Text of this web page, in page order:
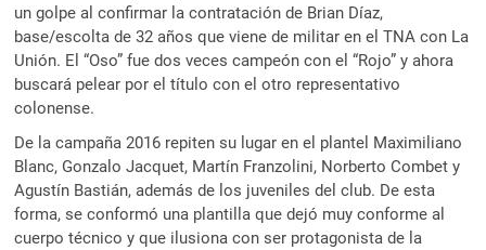
un golpe al confirmar la contratación de Brian Díaz,
base/escolta de 32 años que viene de militar en el TNA con La
Unión. El “Oso” fue dos veces campeón con el “Rojo” y ahora
buscará pelear por el título con el otro representativo
colonense.
De la campaña 2016 repiten su lugar en el plantel Maximiliano
Blanc, Gonzalo Jacquet, Martín Franzolini, Norberto Combet y
Agustín Bastián, además de los juveniles del club. De esta
forma, se conformó una plantilla que dejó muy conforme al
cuerpo técnico y que ilusiona con ser protagonista de la